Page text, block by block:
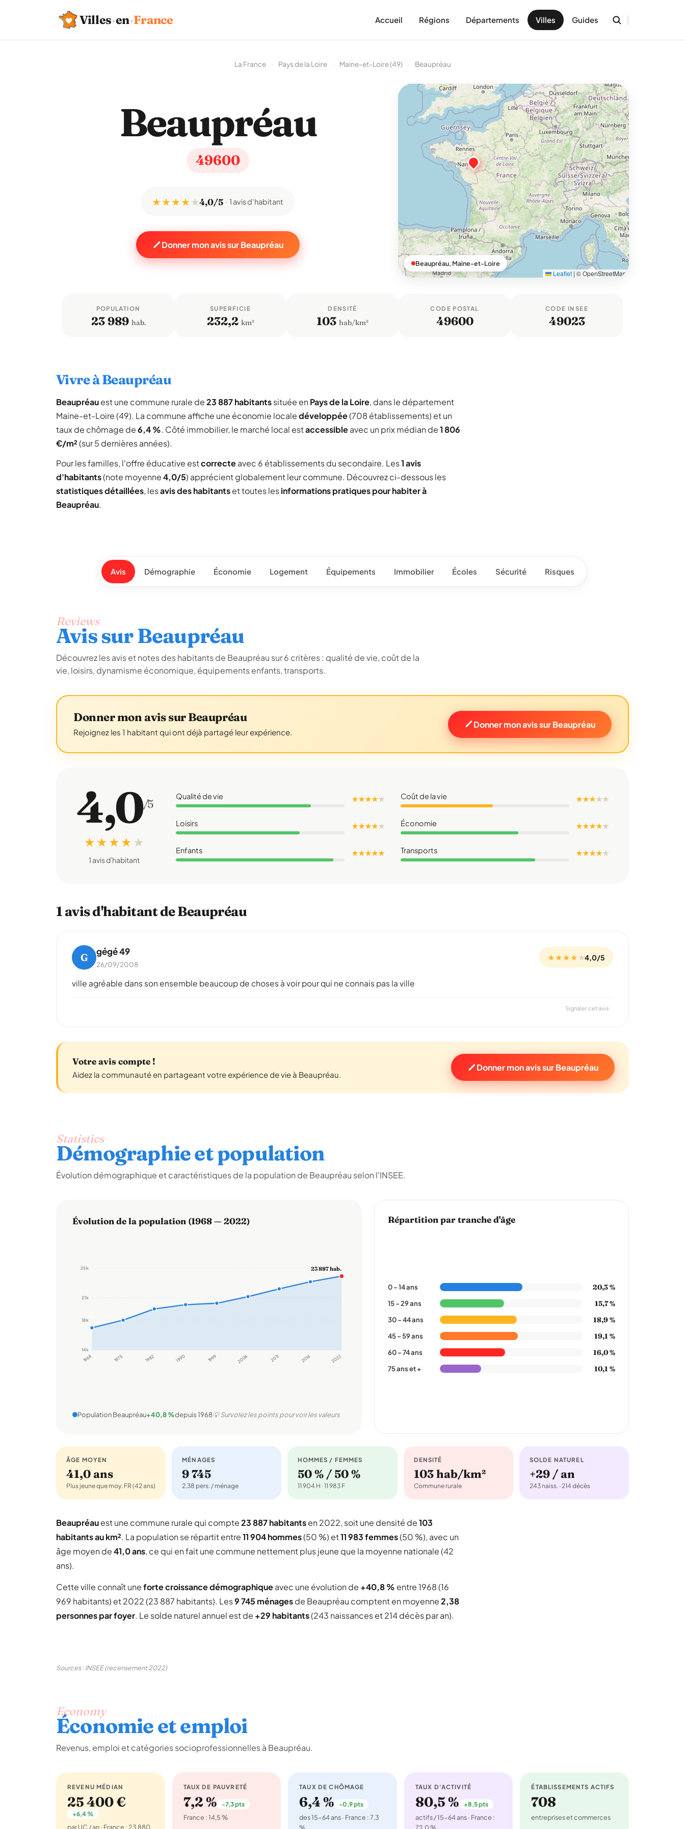
Villes·en·France Accueil Régions Départements Villes Guides
La France Pays de la Loire Maine-et-Loire (49) Beaupréau
Beaupréau
49600
★ ★ ★ ★★4,0/5 1 avis d'habitant
Donner mon avis sur Beaupréau
Leaflet | © OpenStreetMap
Beaupréau, Maine-et-Loire
POPULATION
23 989 hab.
SUPERFICIE
232,2 km²
DENSITÉ
103 hab/km²
CODE POSTAL
49600
CODE INSEE
49023
Vivre à Beaupréau
Beaupréauest une commune rurale de23 887 habitantssituée en Pays de la Loire, dans le département
Maine-et-Loire (49). La commune affiche une économie localedéveloppée(708 établissements) et un
taux de chômage de6,4 %. Côté immobilier, le marché local estaccessibleavec un prix médian de1 806
€/m²(sur 5 dernières années).
Pour les familles, l'offre éducative estcorrecteavec 6 établissements du secondaire. Les1 avis
d'habitants(note moyenne4,0/5) apprécient globalement leur commune. Découvrez ci-dessous les
statistiques détaillées, lesavis des habitantset toutes lesinformations pratiques pour habiter à
Beaupréau.
Avis Démographie Économie Logement Équipements Immobilier Écoles Sécurité Risques
Reviews
Avis sur Beaupréau
Découvrez les avis et notes des habitants de Beaupréau sur 6 critères : qualité de vie, coût de la
vie, loisirs, dynamisme économique, équipements enfants, transports.
Donner mon avis sur Beaupréau
Rejoignez les 1 habitant qui ont déjà partagé leur expérience.
Donner mon avis sur Beaupréau
4,0/5
★ ★ ★ ★ ★
1 avis d'habitant
Qualité de vie ★ ★ ★ ★★ Coût de la vie ★ ★ ★★★
Loisirs ★ ★ ★ ★★ Économie ★ ★ ★ ★★
Enfants ★ ★ ★ ★ ★ Transports ★ ★ ★ ★★
1 avis d'habitant de Beaupréau
G gégé 49
26/09/2008
★ ★ ★ ★★4,0/5
ville agréable dans son ensemble beaucoup de choses à voir pour qui ne connais pas la ville
Signaler cet avis
Votre avis compte !
Aidez la communauté en partageant votre expérience de vie à Beaupréau.
Donner mon avis sur Beaupréau
Statistics
Démographie et population
Évolution démographique et caractéristiques de la population de Beaupréau selon l'INSEE.
Évolution de la population (1968 — 2022)
14 k
18 k
21 k
25 k
1968 1975 1982 1990 1999 2006 2011 2016 2022
23 887 hab.
Population Beaupréau+40,8 %depuis 1968💡 Survolez les points pour voir les valeurs
Répartition par tranche d'âge
0 – 14 ans 20,3 %
15 – 29 ans 15,7 %
30 – 44 ans 18,9 %
45 – 59 ans 19,1 %
60 – 74 ans 16,0 %
75 ans et + 10,1 %
ÂGE MOYEN
41,0 ans
Plus jeune que moy. FR (42 ans)
MÉNAGES
9 745
2,38 pers. / ménage
HOMMES / FEMMES
50 % / 50 %
11 904 H · 11 983 F
DENSITÉ
103 hab/km²
Commune rurale
SOLDE NATUREL
+29 / an
243 naiss. · 214 décès
Beaupréauest une commune rurale qui compte23 887 habitantsen 2022, soit une densité de103
habitants au km². La population se répartit entre11 904 hommes(50 %) et11 983 femmes(50 %), avec un
âge moyen de41,0 ans, ce qui en fait une commune nettement plus jeune que la moyenne nationale (42
ans).
Cette ville connaît uneforte croissance démographiqueavec une évolution de +40,8 % entre 1968 (16
969 habitants) et 2022 (23 887 habitants). Les9 745 ménagesde Beaupréau comptent en moyenne2,38
personnes par foyer. Le solde naturel annuel est de +29 habitants(243 naissances et 214 décès par an).
Sources : INSEE (recensement 2022)
Economy
Économie et emploi
Revenus, emploi et catégories socioprofessionnelles à Beaupréau.
REVENU MÉDIAN
25 400 €
+6,4 %
par UC / an · France : 23 880
TAUX DE PAUVRETÉ
7,2 % -7,3 pts
France : 14,5 %
TAUX DE CHÔMAGE
6,4 % -0,9 pts
des 15-64 ans · France : 7,3
TAUX D'ACTIVITÉ
80,5 % +8,5 pts
actifs / 15-64 ans · France :
ÉTABLISSEMENTS ACTIFS
708
entreprises et commerces